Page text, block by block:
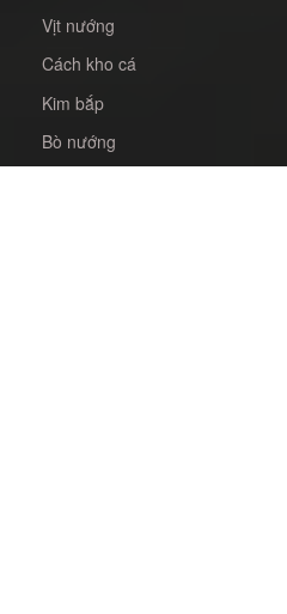
Vịt nướng
Cách kho cá
Kim bắp
Bò nướng